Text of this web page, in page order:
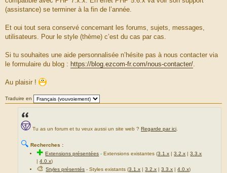
(assistance) se terminer à la fin de l’année.
Et oui tout sera conservé concernant les forums, sujets, messages,
utilisateurs. Pour le style (thème) c’est du cas par cas.
Si tu souhaites une aide personnalisée n’hésite pas à nous contacter via
le formulaire du blog : https://blog.ezcom-fr.com/nous-contacter/
Au plaisir !
Traduire en
Tu as un forum et tu veux aussi un site web ? Regarde par ici
🔍 Recherches :
✚Extensions présentées -Extensions existantes (3.1.x |3.2.x |3.3.x
|4.0.x)
🎨Styles présentés - Styles existants (3.1.x |3.2.x |3.3.x |4.0.x)